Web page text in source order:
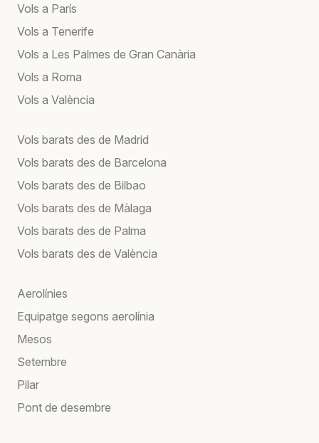
Vols a París
Vols a Tenerife
Vols a Les Palmes de Gran Canària
Vols a Roma
Vols a València
Vols barats des de Madrid
Vols barats des de Barcelona
Vols barats des de Bilbao
Vols barats des de Màlaga
Vols barats des de Palma
Vols barats des de València
Aerolínies
Equipatge segons aerolínia
Mesos
Setembre
Pilar
Pont de desembre